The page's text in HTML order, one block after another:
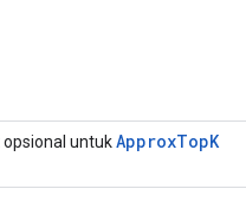
untukApproxTopK